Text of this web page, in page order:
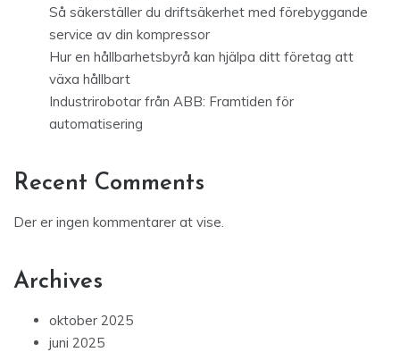
Så säkerställer du driftsäkerhet med förebyggande
service av din kompressor
Hur en hållbarhetsbyrå kan hjälpa ditt företag att
växa hållbart
Industrirobotar från ABB: Framtiden för
automatisering
Recent Comments
Der er ingen kommentarer at vise.
Archives
oktober 2025
juni 2025